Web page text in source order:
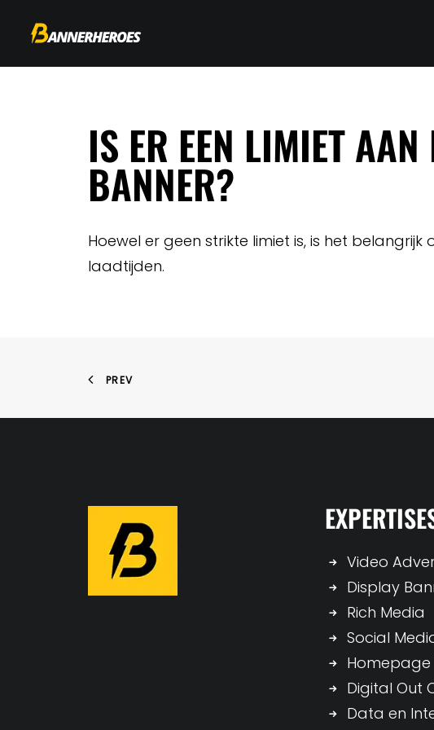
IS ER EEN LIMIET
BANNER?
Hoewel er geen strikte limiet is, is het
laadtijden.
PREV
Video
Display
Rich Media
Social
Homepage
Digital Out
Data en